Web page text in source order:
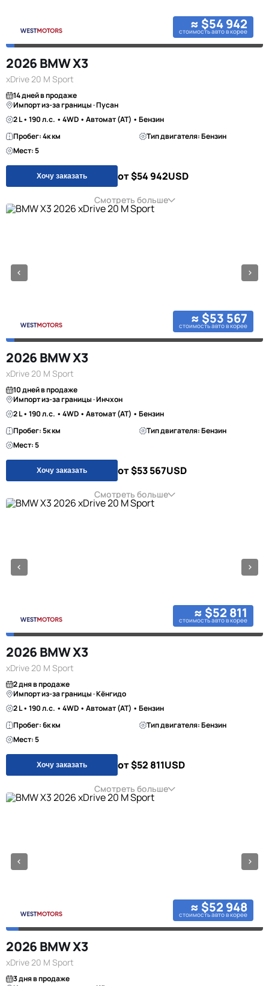
≈ $54 942
стоимость авто в корее
2026 BMW X3
xDrive 20 M Sport
14 дней в продаже
Импорт из-за границы · Пусан
2 L • 190 л.с. • 4WD • Автомат (AT) • Бензин
Пробег: 4к км
Тип двигателя: Бензин
Мест: 5
Хочу заказать от $54 942USD
Смотреть больше
≈ $53 567
стоимость авто в корее
2026 BMW X3
xDrive 20 M Sport
10 дней в продаже
Импорт из-за границы · Инчхон
2 L • 190 л.с. • 4WD • Автомат (AT) • Бензин
Пробег: 5к км
Тип двигателя: Бензин
Мест: 5
Хочу заказать от $53 567USD
Смотреть больше
≈ $52 811
стоимость авто в корее
2026 BMW X3
xDrive 20 M Sport
2 дня в продаже
Импорт из-за границы · Кёнгидо
2 L • 190 л.с. • 4WD • Автомат (AT) • Бензин
Пробег: 6к км
Тип двигателя: Бензин
Мест: 5
Хочу заказать от $52 811USD
Смотреть больше
≈ $52 948
стоимость авто в корее
2026 BMW X3
xDrive 20 M Sport
3 дня в продаже